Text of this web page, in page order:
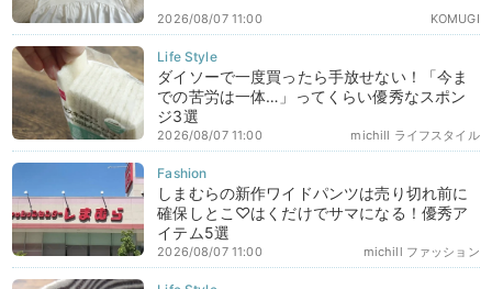
KOMUGI
2026/08/07 11:00
ダイソーで一度買ったら手放せない！「今ま
での苦労は一体…」ってくらい優秀なスポン
ジ3選
michill ライフスタイル
2026/08/07 11:00
しまむらの新作ワイドパンツは売り切れ前に
確保しとこ♡はくだけでサマになる！優秀ア
イテム5選
michill ファッション
2026/08/07 11:00